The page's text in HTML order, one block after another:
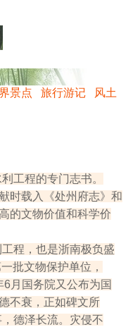
景点 旅行游记
风土
工程的专门志书。
时载入《处州府志》和
的文物价值和科学价
程，也是浙南极负盛
批文物保护单位，
月国务院又公布为国
不衰，正如碑文所
德泽长流。灾侵不